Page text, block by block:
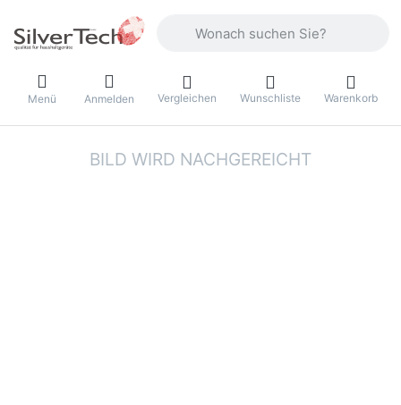
Menü Anmelden Vergleichen Wunschliste Warenkorb